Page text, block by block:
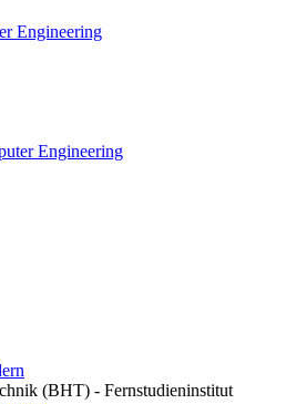
Engineering
Engineering
(BHT) - Fernstudieninstitut